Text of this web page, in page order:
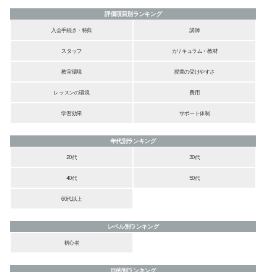
評価項目別ランキング
入会手続き・特典
講師
スタッフ カリキュラム・教材
教室環境 授業の受けやすさ
レッスンの環境 費用
学習効果 サポート体制
年代別ランキング
20代
30代
40代 50代
60代以上
レベル別ランキング
初心者
目的別ランキング